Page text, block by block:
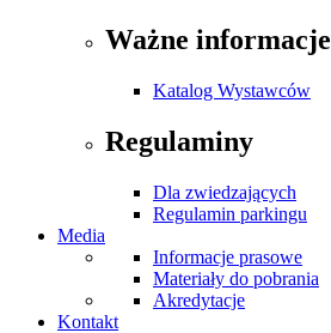
Ważne informacje
Katalog Wystawców
Regulaminy
Dla zwiedzających
Regulamin parkingu
Media
Informacje prasowe
Materiały do pobrania
Akredytacje
Kontakt